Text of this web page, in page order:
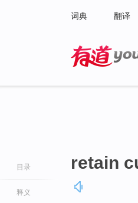
词典 翻译
目录
释义
retain